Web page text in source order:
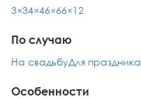
3×34×46×66×12
По случаю
На свадьбуДля праздника
Особенности